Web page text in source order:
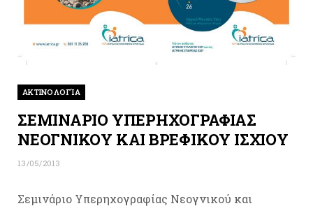
ΑΚΤΙΝΟΛΟΓΊΑ
ΣΕΜΙΝΑΡΙΟ ΥΠΕΡΗΧΟΓΡΑΦΙΑΣ
ΝΕΟΓΝΙΚΟΥ ΚΑΙ ΒΡΕΦΙΚΟΥ ΙΣΧΙΟΥ
13/05/2013
Σεμινάριο Υπερηχογραφίας Νεογνικού και